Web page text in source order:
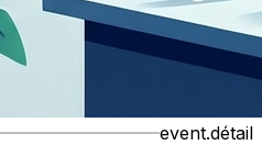
event.détail